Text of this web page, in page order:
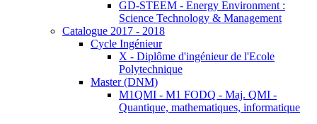
GD-STEEM - Energy Environment :
Science Technology & Management
Catalogue 2017 - 2018
Cycle Ingénieur
X - Diplôme d'ingénieur de l'Ecole
Polytechnique
Master (DNM)
M1QMI - M1 FODQ - Maj. QMI -
Quantique, mathematiques, informatique